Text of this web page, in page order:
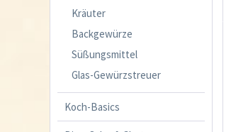
Kräuter
Backgewürze
Süßungsmittel
Glas-Gewürzstreuer
Koch-Basics